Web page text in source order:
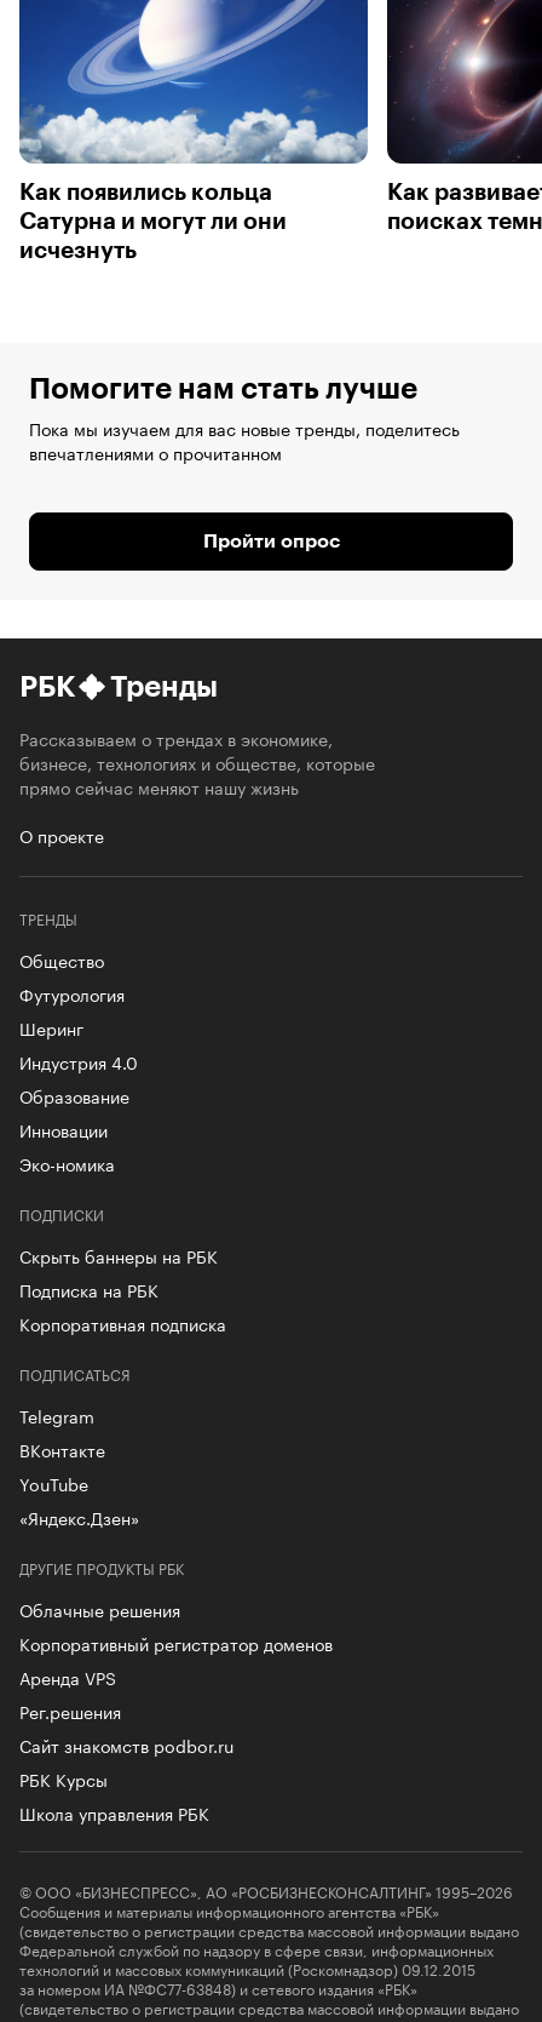
Как появились кольца
Сатурна и могут ли они
исчезнуть
Как
поисках
Помогите нам стать лучше
Пока мы изучаем для вас новые тренды, поделитесь
впечатлениями о прочитанном
Пройти опрос
РБК Тренды
Рассказываем о трендах в экономике,
бизнесе, технологиях и обществе, которые
прямо сейчас меняют нашу жизнь
О проекте
ТРЕНДЫ
Общество
Футурология
Шеринг
Индустрия 4.0
Образование
Инновации
Эко-номика
ПОДПИСКИ
Скрыть баннеры на РБК
Подписка на РБК
Корпоративная подписка
ДРУГИЕ ПРОДУКТЫ РБК
Облачные решения
Корпоративный регистратор доменов
Аренда VPS
Рег.решения
Сайт знакомств podbor.ru
РБК Курсы
Школа управления РБК
ПОДПИСАТЬСЯ
Telegram
ВКонтакте
YouTube
«Яндекс.Дзен»
© ООО «БИЗНЕСПРЕСС», АО «РОСБИЗНЕСКОНСАЛТИНГ» 1995–2026
Сообщения и материалы информационного агентства «РБК»
(свидетельство о регистрации средства массовой информации выдано
Федеральной службой по надзору в сфере связи, информационных
технологий и массовых коммуникаций (Роскомнадзор) 09.12.2015
за номером ИА №ФС77-63848) и сетевого издания «РБК»
(свидетельство о регистрации средства массовой информации выдано